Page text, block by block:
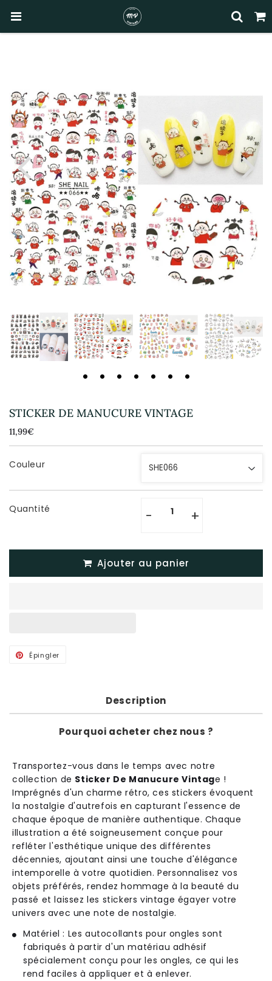
STICKER DE MANUCURE VINTAGE
11,99€
Unit
price
Couleur
Quantité - +
Ajouter au panier
Épingler
Description
Pourquoi acheter chez nous ?
Transportez-vous dans le temps avec notre
collection de Sticker De Manucure Vintage !
Imprégnés d'un charme rétro, ces stickers évoquent
la nostalgie d'autrefois en capturant l'essence de
chaque époque de manière authentique. Chaque
illustration a été soigneusement conçue pour
refléter l'esthétique unique des différentes
décennies, ajoutant ainsi une touche d'élégance
intemporelle à votre quotidien. Personnalisez vos
objets préférés, rendez hommage à la beauté du
passé et laissez les stickers vintage égayer votre
univers avec une note de nostalgie.
Matériel : Les autocollants pour ongles sont
fabriqués à partir d'un matériau adhésif
spécialement conçu pour les ongles, ce qui les
rend faciles à appliquer et à enlever.